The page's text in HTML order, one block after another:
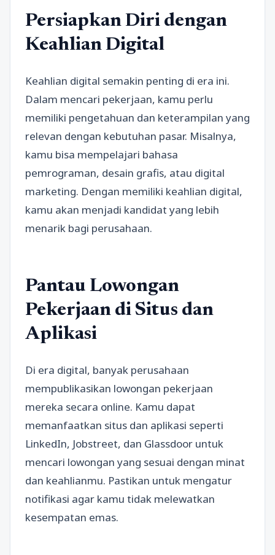
Persiapkan Diri dengan
Keahlian Digital
Keahlian digital semakin penting di era ini.
Dalam mencari pekerjaan, kamu perlu
memiliki pengetahuan dan keterampilan yang
relevan dengan kebutuhan pasar. Misalnya,
kamu bisa mempelajari bahasa
pemrograman, desain grafis, atau digital
marketing. Dengan memiliki keahlian digital,
kamu akan menjadi kandidat yang lebih
menarik bagi perusahaan.
Pantau Lowongan
Pekerjaan di Situs dan
Aplikasi
Di era digital, banyak perusahaan
mempublikasikan lowongan pekerjaan
mereka secara online. Kamu dapat
memanfaatkan situs dan aplikasi seperti
LinkedIn, Jobstreet, dan Glassdoor untuk
mencari lowongan yang sesuai dengan minat
dan keahlianmu. Pastikan untuk mengatur
notifikasi agar kamu tidak melewatkan
kesempatan emas.